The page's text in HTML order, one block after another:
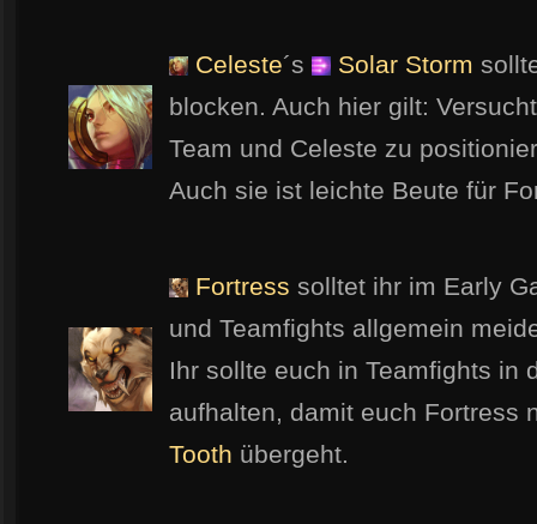
Celeste´s Solar Storm
blocken. Auch hier gilt:
Team und Celeste zu
Auch sie ist leichte Beute für
Fortress solltet ihr im Early
und Teamfights allgemein
Ihr sollte euch in Teamfights in
aufhalten, damit euch Fortress
Tooth übergeht.